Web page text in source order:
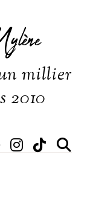
millier
2010